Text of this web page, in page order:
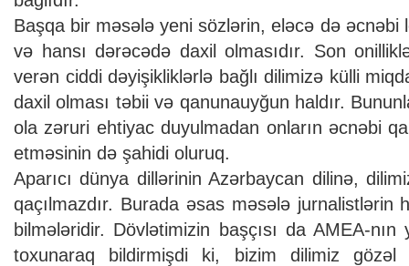
Başqa bir məsələ yeni sözlərin, eləcə də əcnəbi
və hansı dərəcədə daxil olmasıdır. Son
verən ciddi dəyişikliklərlə bağlı dilimizə külli
daxil olması təbii və qanunauyğun haldır.
ola zəruri ehtiyac duyulmadan onların əcnəbi
etməsinin də şahidi oluruq.
Aparıcı dünya dillərinin Azərbaycan dilinə,
qaçılmazdır. Burada əsas məsələ jurnalistlərin
bilmələridir. Dövlətimizin başçısı da AMEA-
toxunaraq bildirmişdi ki, bizim dilimiz